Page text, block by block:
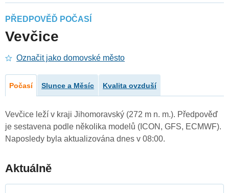
PŘEDPOVĚĎ POČASÍ
Vevčice
Označit jako domovské město
Počasí Slunce a Měsíc Kvalita ovzduší
Vevčice leží v kraji Jihomoravský (272 m n. m.). Předpověď
je sestavena podle několika modelů (ICON, GFS, ECMWF).
Naposledy byla aktualizována dnes v 08:00.
Aktuálně